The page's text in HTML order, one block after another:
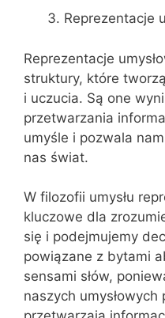
Reprezentacje
Reprezentacje
struktury, które
i uczucia. Są one
przetwarzania
umyśle i pozwala
nas świat.
W filozofii umysłu
kluczowe dla
się i podejmujemy
powiązane z bytami
sensami słów,
naszych umysłowych